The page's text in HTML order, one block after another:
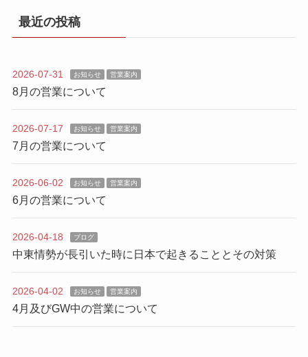
最近の投稿
2026-07-31 お知らせ 営業案内
8月の営業について
2026-07-17 お知らせ 営業案内
7月の営業について
2026-06-02 お知らせ 営業案内
6月の営業について
2026-04-18 ブログ
中東情勢が長引いた時に日本で起きることとその対策
2026-04-02 お知らせ 営業案内
4月及びGW中の営業について